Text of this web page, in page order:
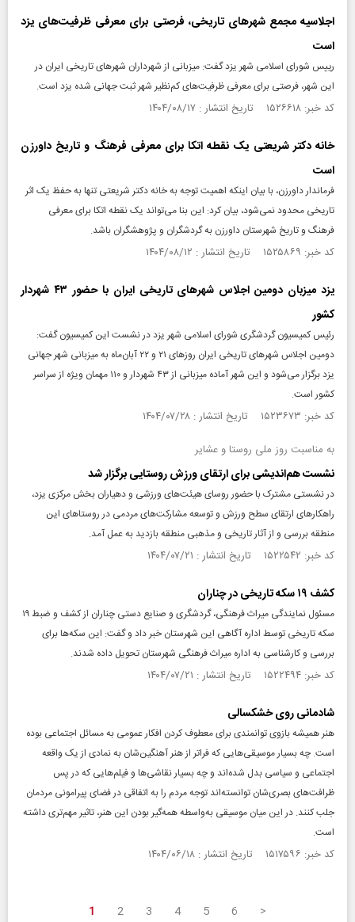
اجلاسیه مجمع شهرهای تاریخی، فرصتی برای معرفی ظرفیت‌های یزد
است
رییس شورای اسلامی شهر یزد گفت: میزبانی از شهرداران شهرهای تاریخی ایران در
این شهر، فرصتی برای معرفی ظرفیت‌های کم‌نظیر شهر ثبت جهانی شده یزد است.
کد خبر: ۱۵۲۶۶۱۸ تاریخ انتشار : ۱۴۰۴/۰۸/۱۷
خانه دکتر شریعتی‌ یک نقطه اتکا برای معرفی فرهنگ و تاریخ داورزن
‌است
فرماندار داورزن، با بیان اینکه اهمیت توجه به خانه دکتر شریعتی تنها به حفظ یک اثر
تاریخی محدود نمی‌شود، بیان کرد: این بنا می‌تواند یک نقطه اتکا برای معرفی
فرهنگ و تاریخ شهرستان داورزن به گردشگران و پژوهشگران باشد.
کد خبر: ۱۵۲۵۸۶۹ تاریخ انتشار : ۱۴۰۴/۰۸/۱۲
یزد میزبان دومین اجلاس شهرهای تاریخی ایران با حضور ۴۳ شهردار
کشور
رئیس کمیسیون گردشگری شورای اسلامی شهر یزد در نشست این کمیسیون گفت:
دومین اجلاس شهرهای تاریخی ایران روزهای ۲۱ و ۲۲ آبان‌ماه به میزبانی شهر جهانی
یزد برگزار می‌شود و این شهر آماده میزبانی از ۴۳ شهردار و ۱۱۰ مهمان ویژه از سراسر
کشور است.
کد خبر: ۱۵۲۳۶۷۳ تاریخ انتشار : ۱۴۰۴/۰۷/۲۸
به مناسبت روز ملی روستا و عشایر
نشست هم‌اندیشی برای ارتقای ورزش روستایی برگزار شد
در نشستی مشترک با حضور روسای هیئت‌های ورزشی و دهیاران بخش مرکزی یزد،
راهکارهای ارتقای سطح ورزش و توسعه مشارکت‌های مردمی در روستاهای این
منطقه بررسی و از آثار تاریخی و مذهبی منطقه بازدید به عمل آمد.
کد خبر: ۱۵۲۲۵۴۲ تاریخ انتشار : ۱۴۰۴/۰۷/۲۱
کشف ۱۹ سکه تاریخی در چناران
مسئول نمایندگی میراث فرهنگی، گردشگری و صنایع دستی چناران از کشف و ضبط ۱۹
سکه تاریخی توسط اداره آگاهی این شهرستان خبر داد و گفت: این سکه‌ها برای
بررسی و کارشناسی به اداره میراث فرهنگی شهرستان تحویل داده شدند.
کد خبر: ۱۵۲۲۴۹۴ تاریخ انتشار : ۱۴۰۴/۰۷/۲۱
شادمانی روی خشکسالی
هنر همیشه بازوی توانمندی برای معطوف کردن افکار عمومی به مسائل اجتماعی بوده
است. چه بسیار موسیقی‌هایی که فراتر از هنر آهنگین‌شان به نمادی از یک واقعه
اجتماعی و سیاسی بدل شده‌اند و چه بسیار نقاشی‌ها و فیلم‌هایی که در پس
ظرافت‌های بصری‌شان توانسته‌اند توجه مردم را به اتفاقی در فضای پیرامونی مردمان
جلب کنند. در این میان موسیقی به‌واسطه همه‌گیر بودن این هنر، تاثیر مهم‌تری داشته
است.
کد خبر: ۱۵۱۷۵۹۶ تاریخ انتشار : ۱۴۰۴/۰۶/۱۸
1 2 3 4 5 6 >